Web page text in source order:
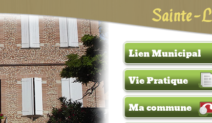
Sainte-
Lien Municipal
Vie Pratique
Ma commune